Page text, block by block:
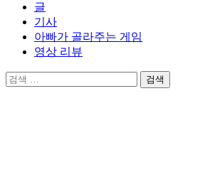
글
기사
아빠가 골라주는 게임
영상 리뷰
검